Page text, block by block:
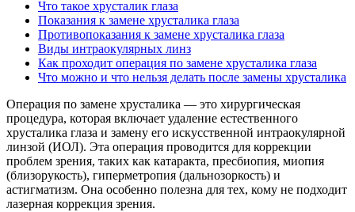
Что такое хрусталик глаза
Показания к замене хрусталика глаза
Противопоказания к замене хрусталика глаза
Виды интраокулярных линз
Как проходит операция по замене хрусталика глаза
Что можно и что нельзя делать после замены хрусталика
Операция по замене хрусталика — это хирургическая
процедура, которая включает удаление естественного
хрусталика глаза и замену его искусственной интраокулярной
линзой (ИОЛ). Эта операция проводится для коррекции
проблем зрения, таких как катаракта, пресбиопия, миопия
(близорукость), гиперметропия (дальнозоркость) и
астигматизм. Она особенно полезна для тех, кому не подходит
лазерная коррекция зрения.